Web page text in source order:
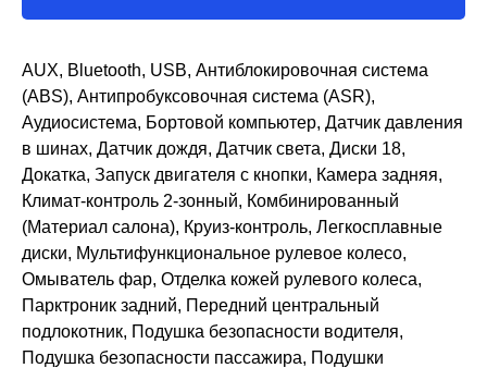
AUX, Bluetooth, USB, Антиблокировочная система
(ABS), Антипробуксовочная система (ASR),
Аудиосистема, Бортовой компьютер, Датчик давления
в шинах, Датчик дождя, Датчик света, Диски 18,
Докатка, Запуск двигателя с кнопки, Камера задняя,
Климат-контроль 2-зонный, Комбинированный
(Материал салона), Круиз-контроль, Легкосплавные
диски, Мультифункциональное рулевое колесо,
Омыватель фар, Отделка кожей рулевого колеса,
Парктроник задний, Передний центральный
подлокотник, Подушка безопасности водителя,
Подушка безопасности пассажира, Подушки